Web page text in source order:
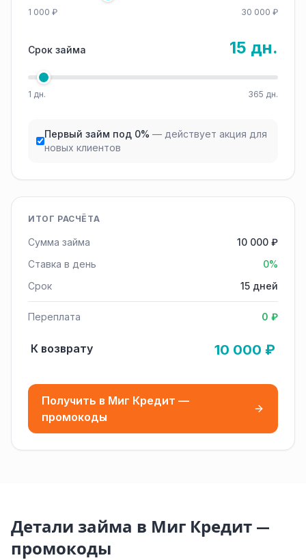
1 000 ₽ 30 000 ₽
Срок займа 15 дн.
1 дн. 365 дн.
Первый займ под 0% — действует акция для
новых клиентов
ИТОГ РАСЧЁТА
Сумма займа
10 000 ₽
Ставка в день
0%
Срок
15 дней
Переплата 0 ₽
К возврату 10 000 ₽
Получить в Миг Кредит —
промокоды
Детали займа в Миг Кредит —
промокоды